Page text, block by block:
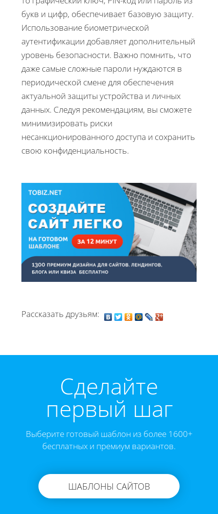
букв и цифр, обеспечивает базовую защиту.
Использование биометрической
аутентификации добавляет дополнительный
уровень безопасности. Важно помнить, что
даже самые сложные пароли нуждаются в
периодической смене для обеспечения
актуальной защиты устройства и личных
данных. Следуя рекомендациям, вы сможете
минимизировать риски
несанкционированного доступа и сохранить
свою конфиденциальность.
Рассказать друзьям:
Cделайте
первый шаг
Выберите готовый шаблон из более 1600+
бесплатных и премиум вариантов.
ШАБЛОНЫ САЙТОВ